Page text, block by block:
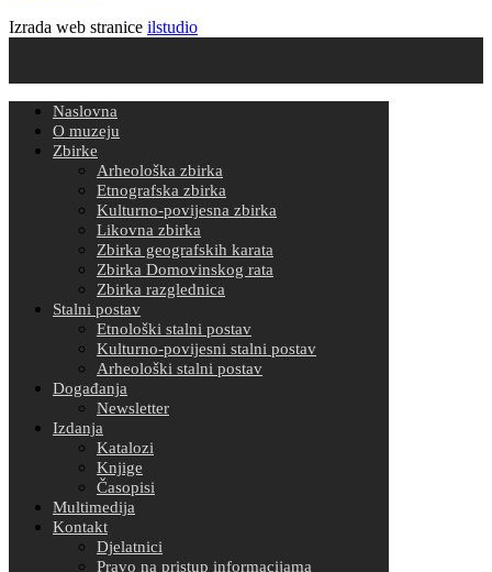
Izrada web stranice ilstudio
Naslovna
O muzeju
Zbirke
Arheološka zbirka
Etnografska zbirka
Kulturno-povijesna zbirka
Likovna zbirka
Zbirka geografskih karata
Zbirka Domovinskog rata
Zbirka razglednica
Stalni postav
Etnološki stalni postav
Kulturno-povijesni stalni postav
Arheološki stalni postav
Događanja
Newsletter
Izdanja
Katalozi
Knjige
Časopisi
Multimedija
Kontakt
Djelatnici
Pravo na pristup informacijama